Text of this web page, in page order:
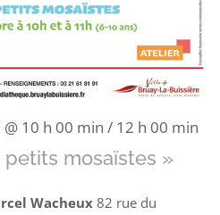
10 h 00 min / 12 h 00 min
petits mosaïstes »
Wacheux82 rue du